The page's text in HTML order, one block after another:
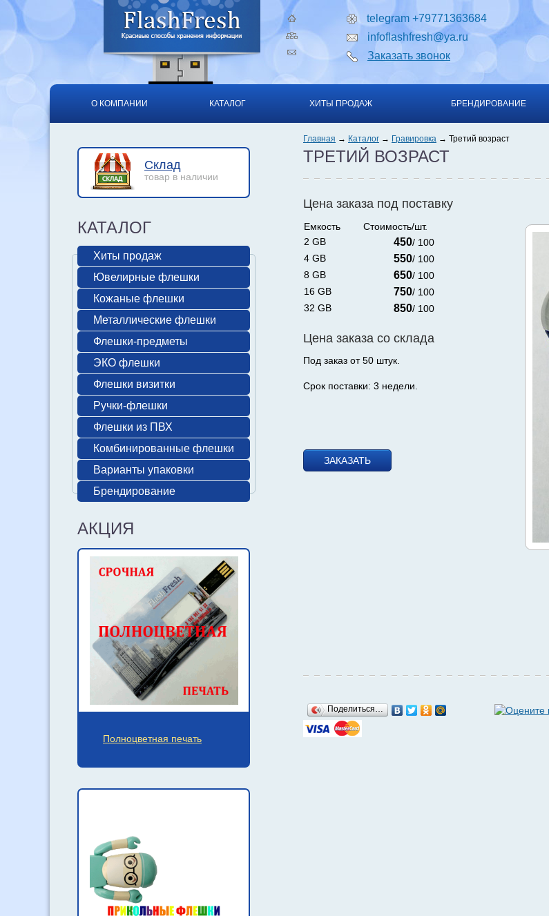
telegram +79771363684
infoflashfresh@ya.ru
Заказать звонок
О КОМПАНИИ КАТАЛОГ ХИТЫ ПРОДАЖ БРЕНДИРОВАНИЕ
Главная Каталог Гравировка Третий возраст
ТРЕТИЙ ВОЗРАСТ
Цена заказа под поставку
Емкость
Стоимость/шт.
2 GB
450/ 100
4 GB
550/ 100
8 GB
650/ 100
16 GB
750/ 100
32 GB
850/ 100
Цена заказа со склада
Под заказ от 50 штук.
Срок поставки: 3 недели.
ЗАКАЗАТЬ
Поделиться…
Склад
товар в наличии
КАТАЛОГ
Хиты продаж
Ювелирные флешки
Кожаные флешки
Металлические флешки
Флешки-предметы
ЭКО флешки
Флешки визитки
Ручки-флешки
Флешки из ПВХ
Комбинированные флешки
Варианты упаковки
Брендирование
АКЦИЯ
Полноцветная печать